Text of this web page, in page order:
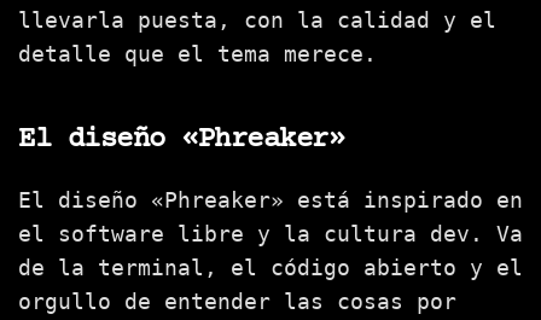
llevarla puesta, con la calidad y el
detalle que el tema merece.
El diseño «Phreaker»
El diseño «Phreaker» está inspirado en
el software libre y la cultura dev. Va
de la terminal, el código abierto y el
orgullo de entender las cosas por